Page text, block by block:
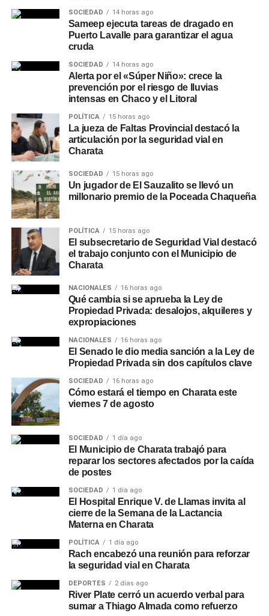
SOCIEDAD 14 horas ago
Sameep ejecuta tareas de dragado en
Puerto Lavalle para garantizar el agua
cruda
SOCIEDAD 14 horas ago
Alerta por el «Súper Niño»: crece la
prevención por el riesgo de lluvias
intensas en Chaco y el Litoral
POLÍTICA 15 horas ago
La jueza de Faltas Provincial destacó la
articulación por la seguridad vial en
Charata
SOCIEDAD 15 horas ago
Un jugador de El Sauzalito se llevó un
millonario premio de la Poceada Chaqueña
POLÍTICA 15 horas ago
El subsecretario de Seguridad Vial destacó
el trabajo conjunto con el Municipio de
Charata
NACIONALES 16 horas ago
Qué cambia si se aprueba la Ley de
Propiedad Privada: desalojos, alquileres y
expropiaciones
NACIONALES 16 horas ago
El Senado le dio media sanción a la Ley de
Propiedad Privada sin dos capítulos clave
SOCIEDAD 16 horas ago
Cómo estará el tiempo en Charata este
viernes 7 de agosto
SOCIEDAD 1 día ago
El Municipio de Charata trabajó para
reparar los sectores afectados por la caída
de postes
SOCIEDAD 1 día ago
El Hospital Enrique V. de Llamas invita al
cierre de la Semana de la Lactancia
Materna en Charata
POLÍTICA 1 día ago
Rach encabezó una reunión para reforzar
la seguridad vial en Charata
DEPORTES 2 días ago
River Plate cerró un acuerdo verbal para
sumar a Thiago Almada como refuerzo